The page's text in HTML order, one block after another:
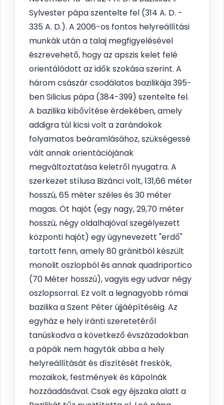
Sylvester pápa szentelte fel (314 A. D. -
335 A. D.). A 2006-os fontos helyreállítási
munkák után a talaj megfigyelésével
észrevehető, hogy az apszis kelet felé
orientálódott az idők szokása szerint. A
három császár csodálatos bazilikája 395-
ben Silicius pápa (384-399) szentelte fel.
A bazilika kibővítése érdekében, amely
addigra túl kicsi volt a zarándokok
folyamatos beáramlásához, szükségessé
vált annak orientációjának
megváltoztatása keletről nyugatra. A
szerkezet stílusa Bizánci volt, 131,66 méter
hosszú, 65 méter széles és 30 méter
magas. Öt hajót (egy nagy, 29,70 méter
hosszú, négy oldalhajóval szegélyezett
központi hajót) egy úgynevezett "erdő"
tartott fenn, amely 80 gránitból készült
monolit oszlopból és annak quadriportico
(70 Méter hosszú), vagyis egy udvar négy
oszlopsorral. Ez volt a legnagyobb római
bazilika a Szent Péter újjáépítéséig. Az
egyház e hely iránti szeretetéről
tanúskodva a következő évszázadokban
a pápák nem hagyták abba a hely
helyreállítását és díszítését freskók,
mozaikok, festmények és kápolnák
hozzáadásával. Csak egy éjszaka alatt a